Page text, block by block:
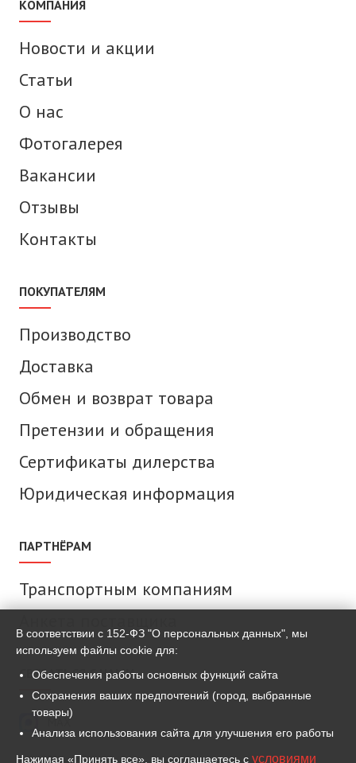
КОМПАНИЯ
Новости и акции
Статьи
О нас
Фотогалерея
Вакансии
Отзывы
Контакты
ПОКУПАТЕЛЯМ
Производство
Доставка
Обмен и возврат товара
Претензии и обращения
Сертификаты дилерства
Юридическая информация
ПАРТНЁРАМ
Транспортным компаниям
СВЯЗАТЬСЯ С НАМИ
MAX
В соответствии с 152-ФЗ "О персональных данных", мы
используем файлы cookie для:
Обеспечения работы основных функций сайта
Сохранения ваших предпочтений (город, выбранные
товары)
Анализа использования сайта для улучшения его работы
Нажимая «Принять все», вы соглашаетесь с условиями